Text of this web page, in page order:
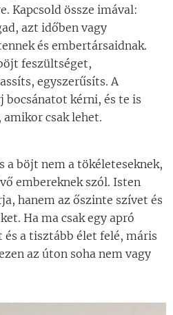
Kapcsold össze imával:
azt időben vagy
és embertársaidnak.
feszültséget,
egyszerűsíts. A
bocsánatot kérni, és te is
amikor csak lehet.
a böjt nem a tökéleteseknek,
embereknek szól. Isten
hanem az őszinte szívet és
Ha ma csak egy apró
a tisztább élet felé, máris
az úton soha nem vagy